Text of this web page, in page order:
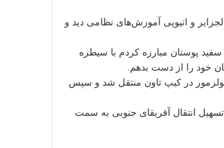
در الجزایر و اتیوپی آموزش‌های نظامی دید و
پوستان مبارزه کردم با سیطره
خود را از دست بدهم.
خود را در جزیره روبن سپری کرد و پس از آن در سال ۱۹۸۲ به زندان بولزمور در کیپ تاون منتقل شد و سپس
امر منجر به تسهیل انتقال آفریقای جنوبی به سمت